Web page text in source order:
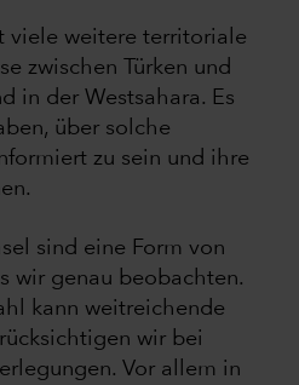
viele weitere territoriale
zwischen Türken und
in der Westsahara. Es
über solche
zu sein und ihre
sind eine Form von
wir genau beobachten.
kann weitreichende
wir bei
Vor allem in